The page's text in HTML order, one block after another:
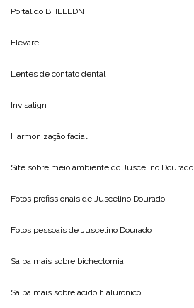
Portal do BHELEDN
Elevare
Lentes de contato dental
Invisalign
Harmonização facial
Site sobre meio ambiente do Juscelino Dourado
Fotos profissionais de Juscelino Dourado
Fotos pessoais de Juscelino Dourado
Saiba mais sobre bichectomia
Saiba mais sobre acido hialuronico